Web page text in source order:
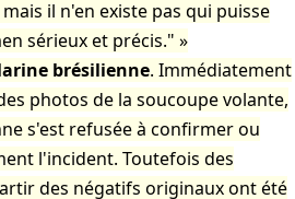
il n'en existe pas qui puisse
sérieux et précis."
brésilienne. Immédiatement
photos de la soucoupe volante,
s'est refusée à confirmer ou
l'incident. Toutefois des
des négatifs originaux ont été